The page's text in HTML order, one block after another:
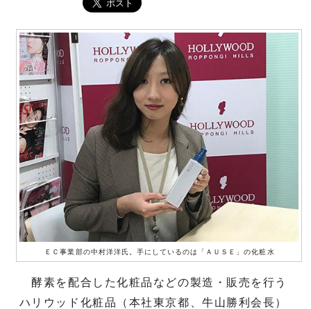
ＥＣ事業部の中村洋洋氏。手にしているのは「ＡＵＳＥ」の化粧水
酵素を配合した化粧品などの製造・販売を行う
ハリウッド化粧品（本社東京都、牛山勝利会長）